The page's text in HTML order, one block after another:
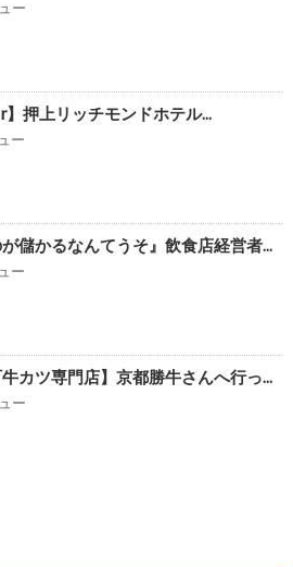
ー
】押上リッチモンドホテル...
ー
が儲かるなんてうそ』飲食店経営者...
ー
牛カツ専門店】京都勝牛さんへ行っ...
ー